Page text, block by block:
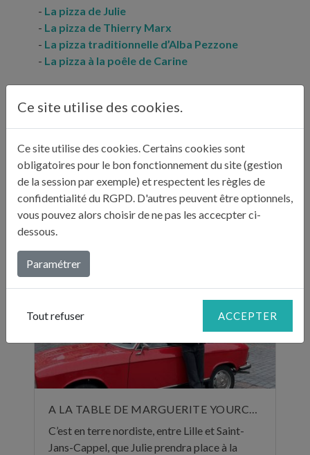
La pizza de Julie
La pizza de Thierry Marx
La pizza traditionnelle d’Alba Pezzone
La pizza à la poêle de Carine
Regarder l'émission du 24 Septembre en replay sur lesite
officiel des Carnets de Julie
DERNIÈRES PUBLICATIONS : "LES
CARNETS DE JULIE"
A LA TABLE DE MARGUERITE YOURCENAR
C’est en terre nordiste, entre Lille et Saint-
Jans-Cappel, que Julie prendra place à la
Ce site utilise des cookies.
Ce site utilise des cookies. Certains cookies sont
obligatoires pour le bon fonctionnement du site (gestion
de la session par exemple) et respectent les règles de
confidentialité du RGPD. D'autres peuvent être optionnels,
vous pouvez alors choisir de ne pas les accecpter ci-
dessous.
Paramétrer
Tout refuser ACCEPTER